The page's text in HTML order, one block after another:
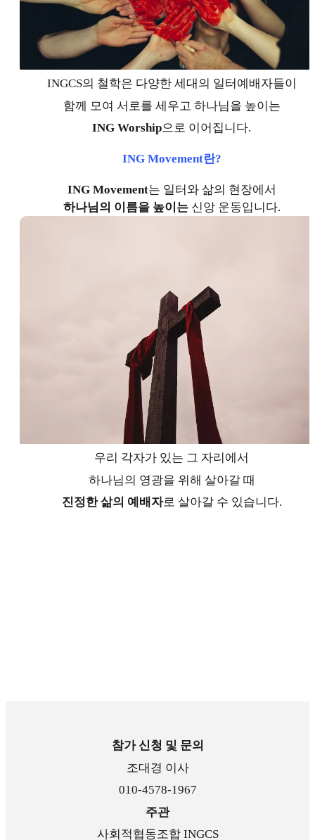
INGCS의 철학은 다양한 세대의 일터예배자들이
함께 모여 서로를 세우고 하나님을 높이는
ING Worship으로 이어집니다.
ING Movement란?
ING Movement는 일터와 삶의 현장에서
하나님의 이름을 높이는신앙 운동입니다.
우리 각자가 있는 그 자리에서
하나님의 영광을 위해 살아갈 때
진정한 삶의 예배자로 살아갈 수 있습니다.
참가 신청 및 문의
조대경 이사
010-4578-1967
주관
사회적협동조합 INGCS